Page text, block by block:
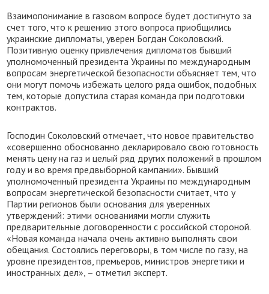
Взаимопонимание в газовом вопросе будет достигнуто за
счет того, что к решению этого вопроса приобщились
украинские дипломаты, уверен Богдан Соколовский.
Позитивную оценку привлечения дипломатов бывший
уполномоченный президента Украины по международным
вопросам энергетической безопасности объясняет тем, что
они могут помочь избежать целого ряда ошибок, подобных
тем, которые допустила старая команда при подготовки
контрактов.
Господин Соколовский отмечает, что новое правительство
«совершенно обоснованно декларировало свою готовность
менять цену на газ и целый ряд других положений в прошлом
году и во время предвыборной кампании». Бывший
уполномоченный президента Украины по международным
вопросам энергетической безопасности считает, что у
Партии регионов были основания для уверенных
утверждений: этими основаниями могли служить
предварительные договоренности с российской стороной.
«Новая команда начала очень активно выполнять свои
обещания. Состоялись переговоры, в том числе по газу, на
уровне президентов, премьеров, министров энергетики и
иностранных дел», – отметил эксперт.